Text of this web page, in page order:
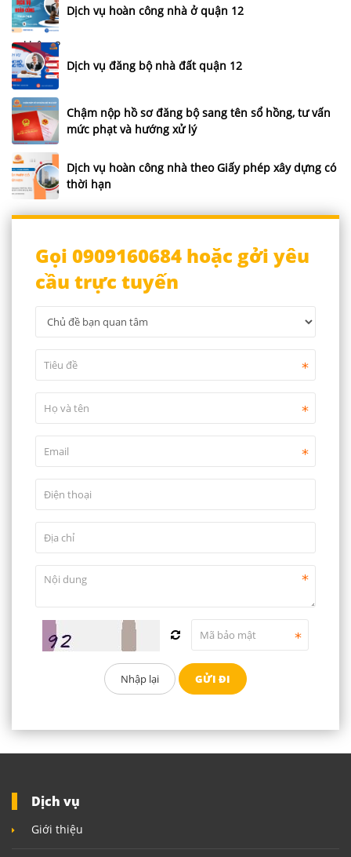
Dịch vụ hoàn công nhà ở quận 12
Dịch vụ đăng bộ nhà đất quận 12
Chậm nộp hồ sơ đăng bộ sang tên sổ hồng, tư vấn
mức phạt và hướng xử lý
Dịch vụ hoàn công nhà theo Giấy phép xây dựng có
thời hạn
Gọi 0909160684 hoặc gởi yêu
cầu trực tuyến
Dịch vụ
Giới thiệu